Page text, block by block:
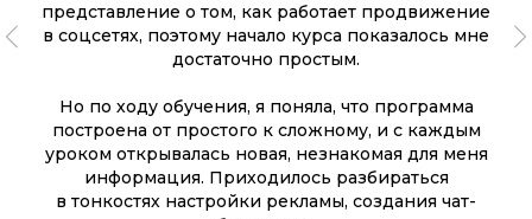
представление о том, как работает продвижение
в соцсетях, поэтому начало курса показалось мне
достаточно простым.
Но по ходу обучения, я поняла, что программа
построена от простого к сложному, и с каждым
уроком открывалась новая, незнакомая для меня
информация. Приходилось разбираться
в тонкостях настройки рекламы, создания чат-